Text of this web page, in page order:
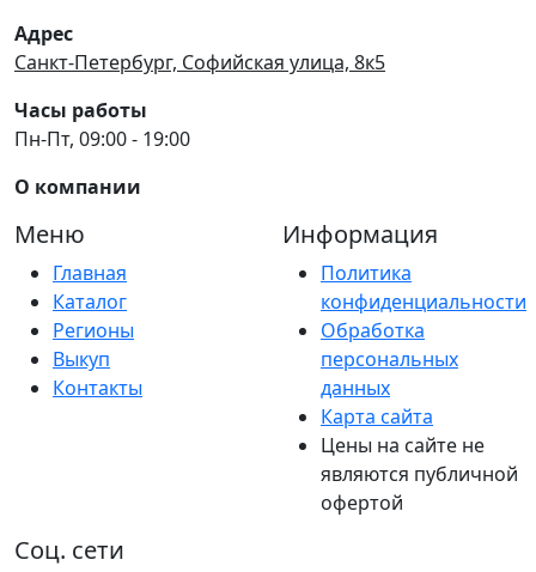
Адрес
Санкт-Петербург, Софийская улица, 8к5
Часы работы
Пн-Пт, 09:00 - 19:00
О компании
Меню
Главная
Каталог
Регионы
Выкуп
Контакты
Информация
Политика
конфиденциальности
Обработка
персональных
данных
Карта сайта
Цены на сайте не
являются публичной
офертой
Соц. сети